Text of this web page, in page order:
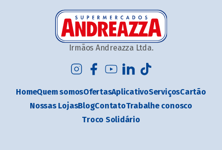
Irmãos Andreazza Ltda.
HomeQuem somosOfertasAplicativoServiçosCartão
Nossas LojasBlogContatoTrabalhe conosco
Troco Solidário